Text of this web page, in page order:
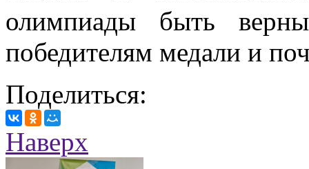
олимпиады быть
победителям медали и
Поделиться:
Наверх